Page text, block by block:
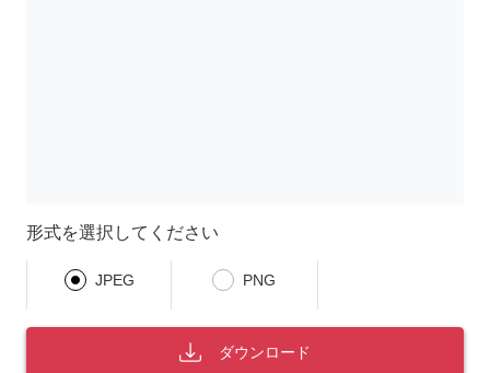
形式を選択してください
JPEG PNG
ダウンロード